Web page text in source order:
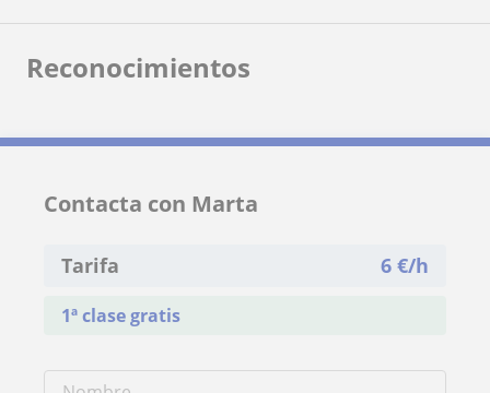
Reconocimientos
Contacta con Marta
Tarifa 6 €/h
1ª clase gratis